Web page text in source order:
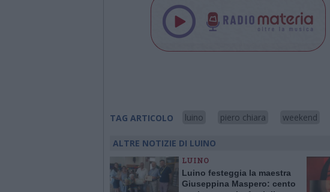
TAG ARTICOLO luino piero chiara weekend
ALTRE NOTIZIE DI LUINO
LUINO
Luino festeggia la maestra
Giuseppina Maspero: cento